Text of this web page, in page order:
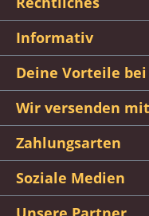
Informativ
Deine Vorteile bei
Wir versenden mit
Zahlungsarten
Soziale Medien